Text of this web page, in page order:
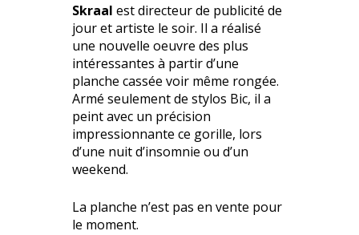
Skraal est directeur de publicité de
jour et artiste le soir. Il a réalisé
une nouvelle oeuvre des plus
intéressantes à partir d’une
planche cassée voir même rongée.
Armé seulement de stylos Bic, il a
peint avec un précision
impressionnante ce gorille, lors
d’une nuit d’insomnie ou d’un
weekend.
La planche n’est pas en vente pour
le moment.